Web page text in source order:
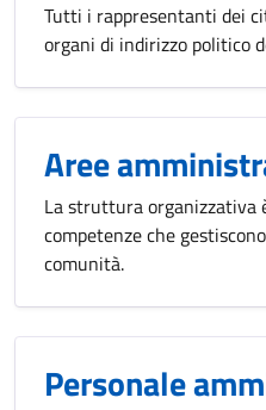
Tutti i rappresentanti dei
organi di indirizzo politico
Aree
La struttura organizzativa
competenze che
comunità.
Personale